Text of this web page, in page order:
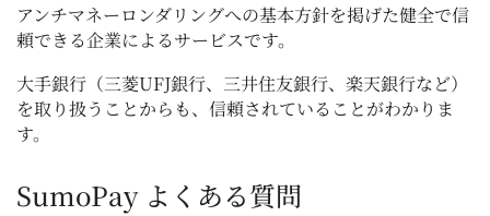
アンチマネーロンダリングへの基本方針を掲げた健全で信
頼できる企業によるサービスです。
大手銀行（三菱UFJ銀行、三井住友銀行、楽天銀行など）
を取り扱うことからも、信頼されていることがわかりま
す。
SumoPay よくある質問